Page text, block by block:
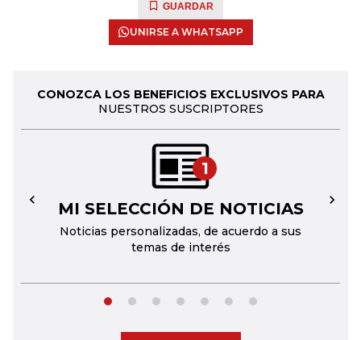
GUARDAR
UNIRSE A WHATSAPP
CONOZCA LOS BENEFICIOS EXCLUSIVOS PARA
NUESTROS SUSCRIPTORES
1
MI SELECCIÓN DE NOTICIAS
Noticias personalizadas, de acuerdo a sus
temas de interés
← →